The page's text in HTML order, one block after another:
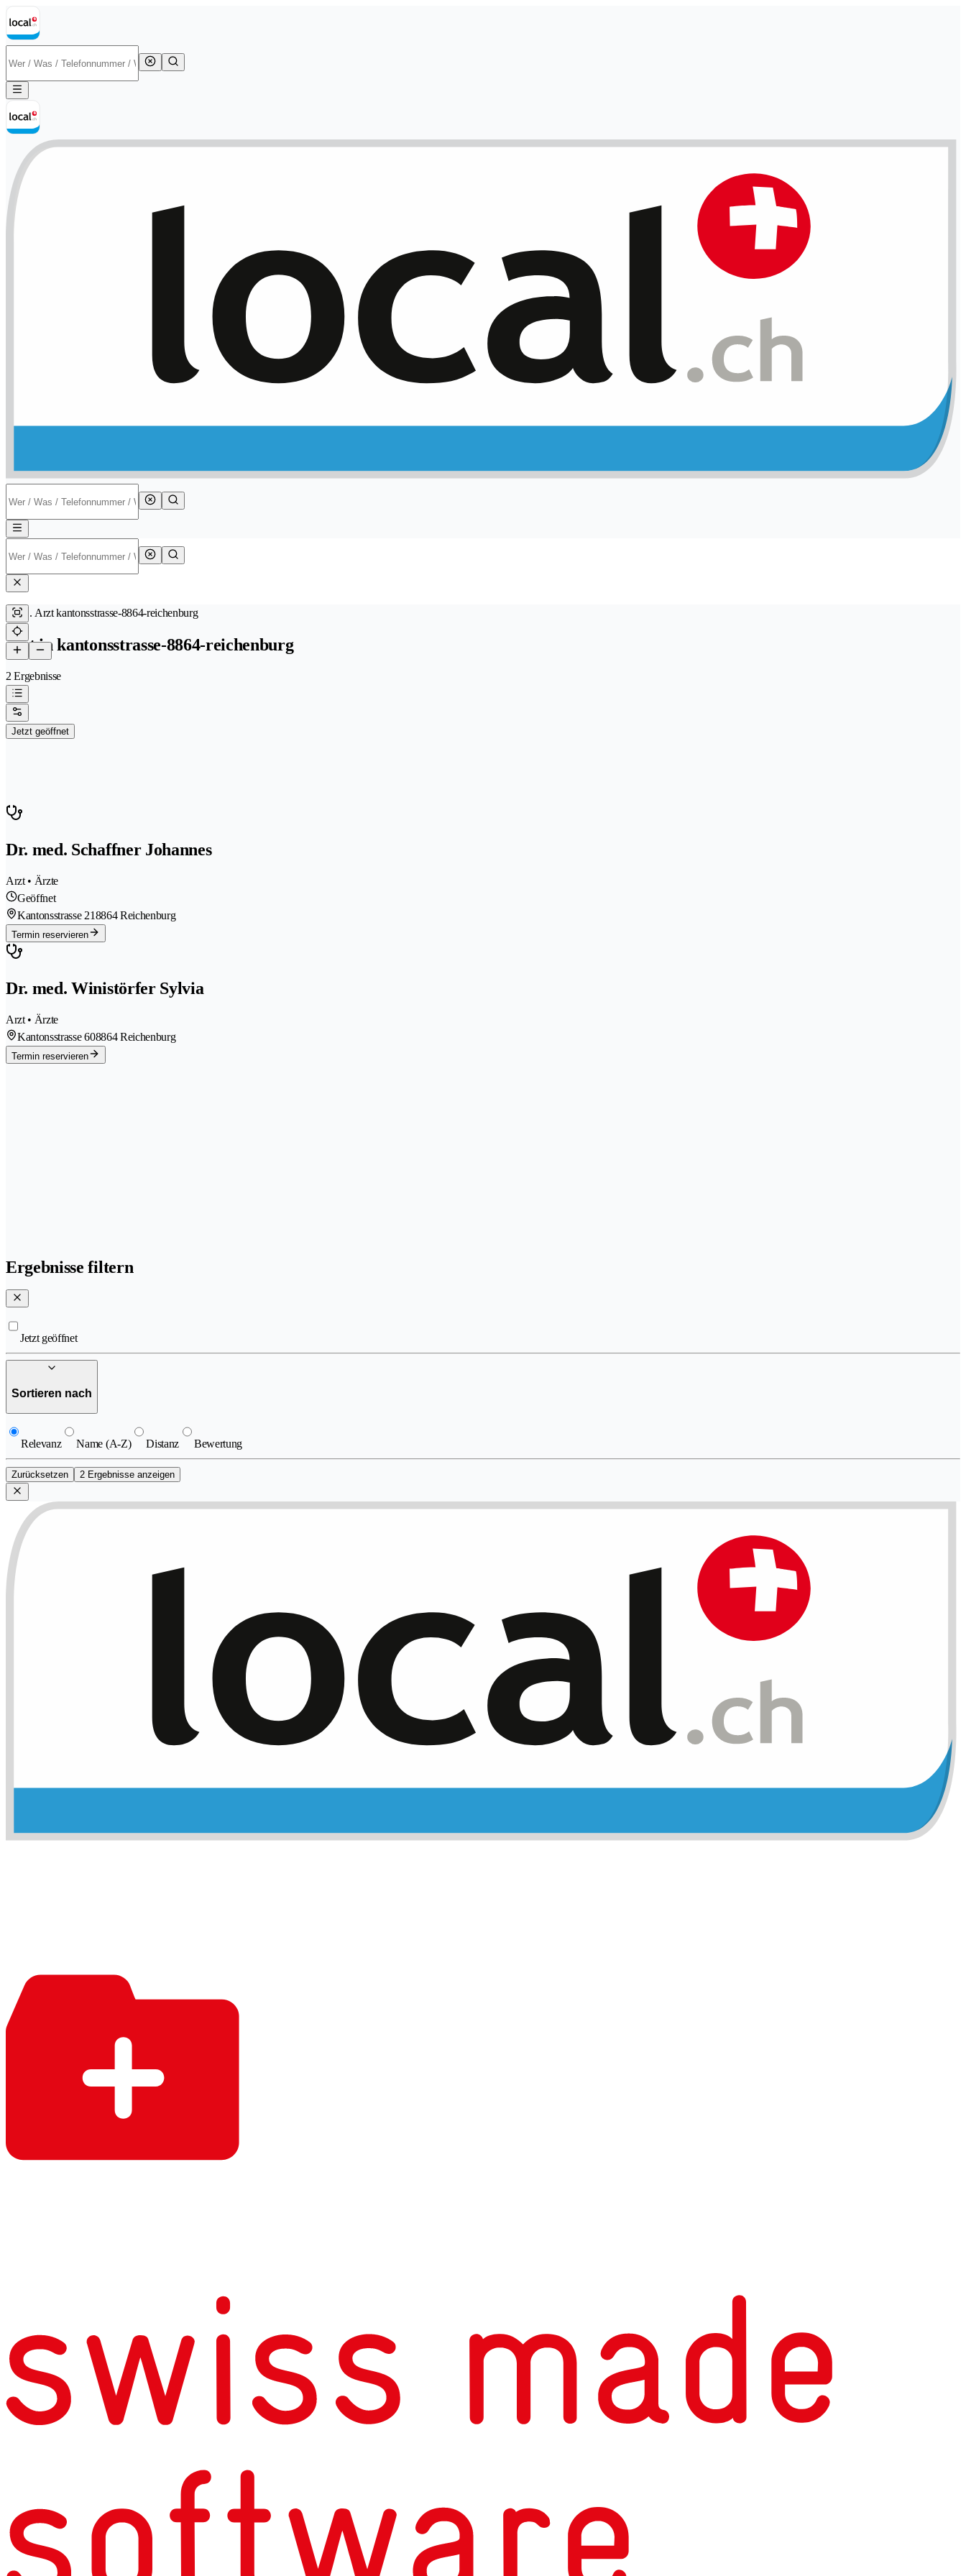
Arzt kantonsstrasse-8864-reichenburg
arzt in kantonsstrasse-8864-reichenburg
2 Ergebnisse
Jetzt geöffnet
Dr. med. Schaffner Johannes
Arzt • Ärzte
Geöffnet
Kantonsstrasse 218864 Reichenburg
Termin reservieren
Dr. med. Winistörfer Sylvia
Arzt • Ärzte
Kantonsstrasse 608864 Reichenburg
Termin reservieren
Ergebnisse filtern
Jetzt geöffnet
Sortieren nach
Relevanz Name (A-Z) Distanz Bewertung
Zurücksetzen 2 Ergebnisse anzeigen